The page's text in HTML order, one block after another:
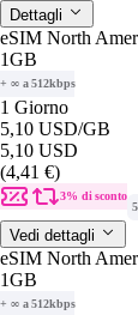
Dettagli
eSIM North
1GB
+ ∞ a 512kbps
1 Giorno
5,10 USD/GB
5,10 USD
(4,41 €)
3% di sconto
Vedi dettagli
eSIM North
1GB
+ ∞ a 512kbps